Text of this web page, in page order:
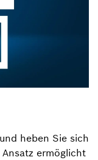
heben Sie sich
ermöglicht